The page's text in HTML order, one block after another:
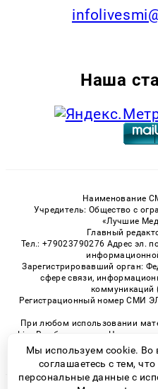
Наша
Наименование
Учредитель: Общество с
«Лучшие
Главный
Тел.: +79023790276 Адрес эл.
Зарегистрировавший орган:
сфере связи,
коммуникаций
Регистрационный номер СМИ
При любом использовании
Live.Ru обязательна.
при наличии
Мы используем cookie. Во
соглашаетесь с тем,
персональные данные с